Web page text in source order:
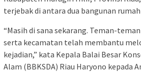
terjebak di antara dua bangunan
“Masih di sana sekarang. Teman-
serta kecamatan telah membantu
kejadian,” kata Kepala Balai Besar
Alam (BBKSDA) Riau Haryono kepada